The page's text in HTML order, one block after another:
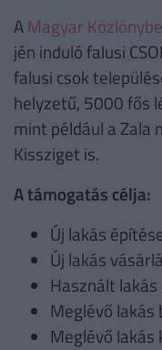
A Magyar
jén induló falusi
falusi csok
helyzetű, 5000 fős
mint például a Zala
Kissziget is.
A támogatás célja:
Új lakás
Új lakás
Használt
Meglévő lakás
Meglévő